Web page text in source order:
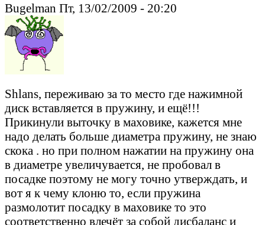
Bugelman Пт, 13/02/2009 - 20:20
Shlans, переживаю за то место где нажимной
диск вставляется в пружину, и ещё!!!
Прикинули выточку в маховике, кажется мне
надо делать больше диаметра пружину, не знаю
скока . но при полном нажатии на пружину она
в диаметре увеличувается, не пробовал в
посадке поэтому не могу точно утверждать, и
вот я к чему клоню то, если пружина
размолотит посадку в маховике то это
соответственно влечёт за собой дисбаланс и